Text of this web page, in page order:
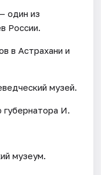
один из
России.
в Астрахани и
музей.
губернатора И.
музеум.